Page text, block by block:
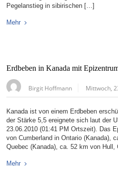
Pegelanstieg in sibirischen […]
Mehr
Erdbeben in Kanada mit
Birgit Hoffmann Mittwoch,
Kanada ist von einem Erdbeben
der Stärke 5,5 ereignete sich laut der
23.06.2010 (01:41 PM Ortszeit). Das
von Cumberland in Ontario (Kanada),
Quebec (Kanada), ca. 52 km von
Mehr